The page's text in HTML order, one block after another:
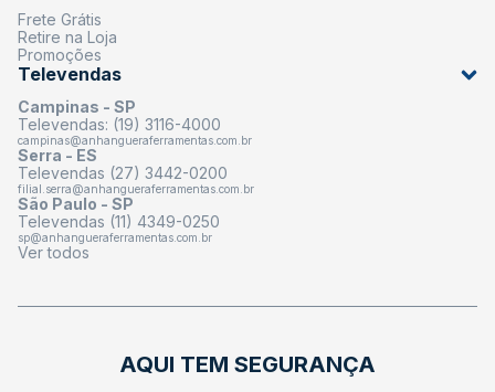
Frete Grátis
Retire na Loja
Promoções
Televendas
Campinas - SP
Televendas: (19) 3116-4000
campinas@anhangueraferramentas.com.br
Serra - ES
Televendas (27) 3442-0200
filial.serra@anhangueraferramentas.com.br
São Paulo - SP
Televendas (11) 4349-0250
sp@anhangueraferramentas.com.br
Ver todos
AQUI TEM SEGURANÇA